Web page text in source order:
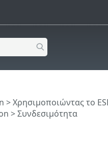
>Χρησιμοποιώντας το
> Συνδεσιμότητα